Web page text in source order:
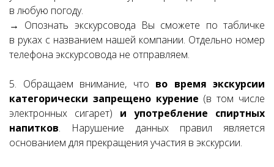
в любую погоду.
→ Опознать экскурсовода Вы сможете по табличке
в руках с названием нашей компании. Отдельно номер
телефона экскурсовода не отправляем.
5. Обращаем внимание, что во время экскурсии
категорически запрещено курение (в том числе
электронных сигарет) и употребление спиртных
напитков. Нарушение данных правил является
основанием для прекращения участия в экскурсии.